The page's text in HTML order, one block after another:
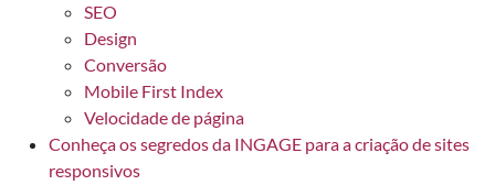
SEO
Design
Conversão
Mobile First Index
Velocidade de página
Conheça os segredos da INGAGE para a criação de sites
responsivos